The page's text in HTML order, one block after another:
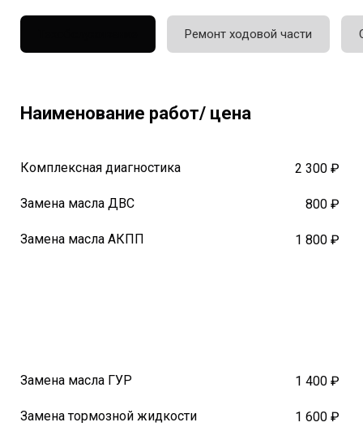
Ремонт ходовой части
Наименование работ/ цена
Комплексная диагностика 2 300 ₽
Замена масла ДВС 800 ₽
Замена масла АКПП 1 800 ₽
Замена масла ГУР 1 400 ₽
Замена тормозной жидкости 1 600 ₽